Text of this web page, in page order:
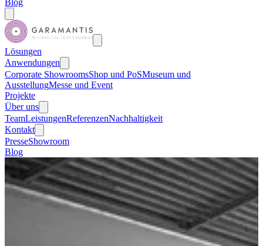
Blog
Lösungen
Anwendungen
Corporate ShowroomsShop und PoSMuseum und
AusstellungMesse und Event
Projekte
Über uns
TeamLeistungenReferenzenNachhaltigkeit
Kontakt
PresseShowroom
Blog